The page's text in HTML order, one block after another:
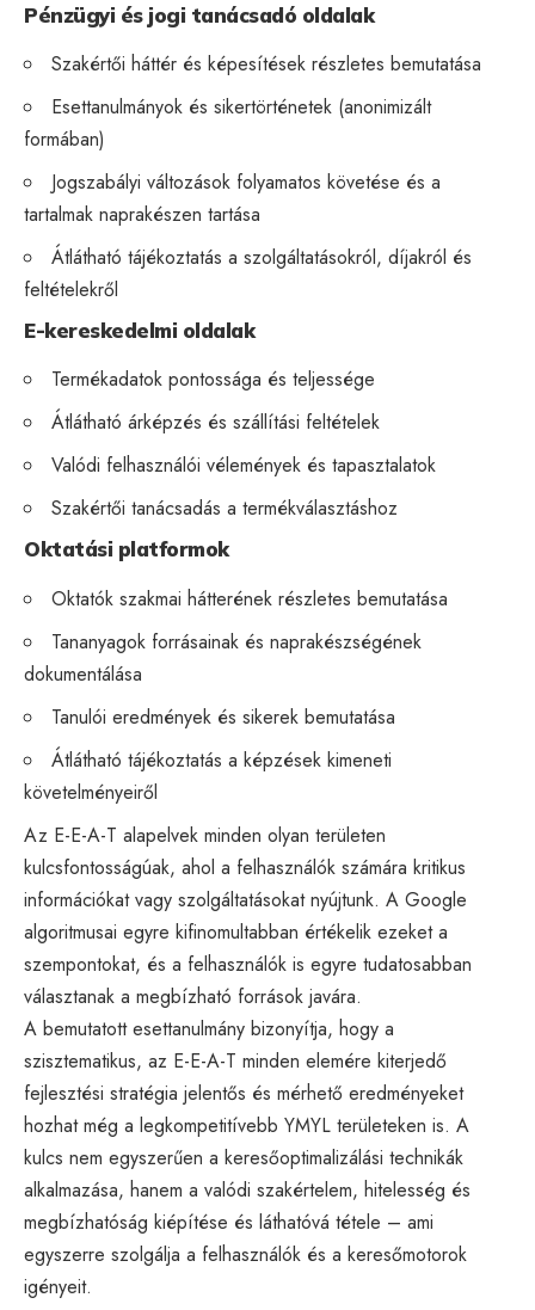
Pénzügyi és jogi tanácsadó oldalak
Szakértői háttér és képesítések részletes bemutatása
Esettanulmányok és sikertörténetek (anonimizált
formában)
Jogszabályi változások folyamatos követése és a
tartalmak naprakészen tartása
Átlátható tájékoztatás a szolgáltatásokról, díjakról és
feltételekről
E-kereskedelmi oldalak
Termékadatok pontossága és teljessége
Átlátható árképzés és szállítási feltételek
Valódi felhasználói vélemények és tapasztalatok
Szakértői tanácsadás a termékválasztáshoz
Oktatási platformok
Oktatók szakmai hátterének részletes bemutatása
Tananyagok forrásainak és naprakészségének
dokumentálása
Tanulói eredmények és sikerek bemutatása
Átlátható tájékoztatás a képzések kimeneti
követelményeiről
Az E-E-A-T alapelvek minden olyan területen
kulcsfontosságúak, ahol a felhasználók számára kritikus
információkat vagy szolgáltatásokat nyújtunk. A Google
algoritmusai egyre kifinomultabban értékelik ezeket a
szempontokat, és a felhasználók is egyre tudatosabban
választanak a megbízható források javára.
A bemutatott esettanulmány bizonyítja, hogy a
szisztematikus, az E-E-A-T minden elemére kiterjedő
fejlesztési stratégia jelentős és mérhető eredményeket
hozhat még a legkompetitívebb YMYL területeken is. A
kulcs nem egyszerűen a keresőoptimalizálási technikák
alkalmazása, hanem a valódi szakértelem, hitelesség és
megbízhatóság kiépítése és láthatóvá tétele – ami
egyszerre szolgálja a felhasználók és a keresőmotorok
igényeit.